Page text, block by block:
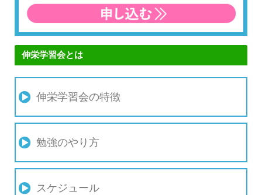
伸栄学習会とは
伸栄学習会の特徴
勉強のやり方
スケジュール